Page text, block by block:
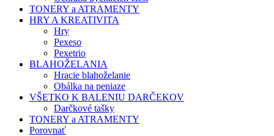
TONERY a ATRAMENTY
HRY A KREATIVITA
Hry
Pexeso
Pexetrio
BLAHOŽELANIA
Hracie blahoželanie
Obálka na peniaze
VŠETKO K BALENIU DARČEKOV
Darčkové tašky
TONERY a ATRAMENTY
Porovnať